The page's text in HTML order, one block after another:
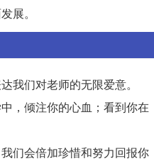
展。
我们对老师的无限爱意。
，倾注你的心血；看到你在
们会倍加珍惜和努力回报你